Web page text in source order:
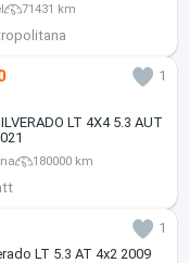
71431 km
1
LT 4X4 5.3 AUT
180000 km
1
LT 5.3 AT 4x2 2009